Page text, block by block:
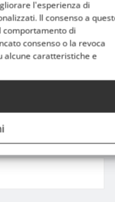
l'esperienza di
Il consenso a
comportamento di
consenso o la revoca
alcune caratteristiche e
Cenotti